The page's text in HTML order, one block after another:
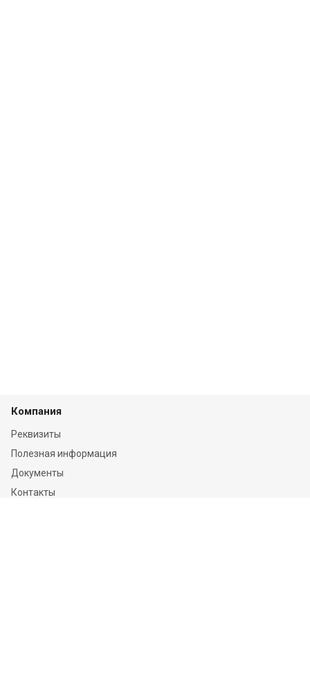
Компания
Реквизиты
Полезная информация
Документы
Контакты